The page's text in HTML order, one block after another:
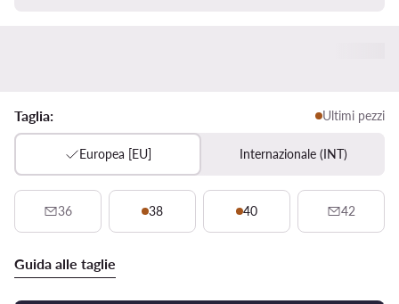
Taglia: Ultimi pezzi
Europea [EU] Internazionale (INT)
36 38 40 42
Guida alle taglie